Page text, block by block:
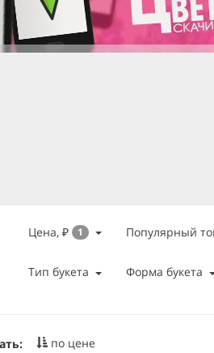
Цена, ₽ 1 Популярный
Тип букета Форма букета
по цене